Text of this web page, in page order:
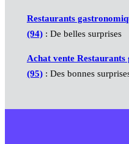
Restaurants
(94): De belles surprises
Achat vente Restaurants
(95): Des bonnes